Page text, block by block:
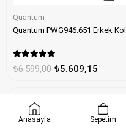
geçerli ONLINE ÖZEL
Quantum
Quantum PWG946.651 Erkek
₺5.609,15
₺6.599,00
%15
Anasayfa Sepetim